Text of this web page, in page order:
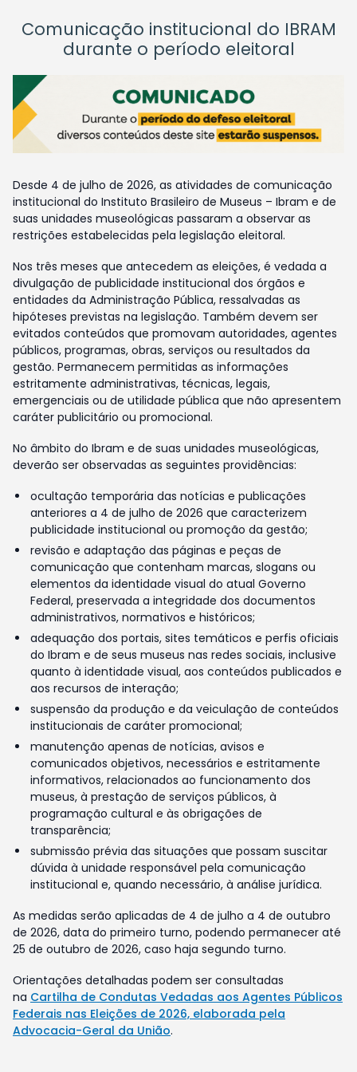
Comunicação institucional do IBRAM
durante o período eleitoral
Desde 4 de julho de 2026, as atividades de comunicação
institucional do Instituto Brasileiro de Museus – Ibram e de
suas unidades museológicas passaram a observar as
restrições estabelecidas pela legislação eleitoral.
Nos três meses que antecedem as eleições, é vedada a
divulgação de publicidade institucional dos órgãos e
entidades da Administração Pública, ressalvadas as
hipóteses previstas na legislação. Também devem ser
evitados conteúdos que promovam autoridades, agentes
públicos, programas, obras, serviços ou resultados da
gestão. Permanecem permitidas as informações
estritamente administrativas, técnicas, legais,
emergenciais ou de utilidade pública que não apresentem
caráter publicitário ou promocional.
No âmbito do Ibram e de suas unidades museológicas,
deverão ser observadas as seguintes providências:
ocultação temporária das notícias e publicações
anteriores a 4 de julho de 2026 que caracterizem
publicidade institucional ou promoção da gestão;
revisão e adaptação das páginas e peças de
comunicação que contenham marcas, slogans ou
elementos da identidade visual do atual Governo
Federal, preservada a integridade dos documentos
administrativos, normativos e históricos;
adequação dos portais, sites temáticos e perfis oficiais
do Ibram e de seus museus nas redes sociais, inclusive
quanto à identidade visual, aos conteúdos publicados e
aos recursos de interação;
suspensão da produção e da veiculação de conteúdos
institucionais de caráter promocional;
manutenção apenas de notícias, avisos e
comunicados objetivos, necessários e estritamente
informativos, relacionados ao funcionamento dos
museus, à prestação de serviços públicos, à
programação cultural e às obrigações de
transparência;
submissão prévia das situações que possam suscitar
dúvida à unidade responsável pela comunicação
institucional e, quando necessário, à análise jurídica.
As medidas serão aplicadas de 4 de julho a 4 de outubro
de 2026, data do primeiro turno, podendo permanecer até
25 de outubro de 2026, caso haja segundo turno.
Orientações detalhadas podem ser consultadas
na Cartilha de Condutas Vedadas aos Agentes Públicos
Federais nas Eleições de 2026, elaborada pela
Advocacia-Geral da União.